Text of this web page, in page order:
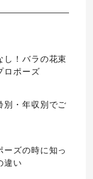
し！バラの花束
ロポーズ
別・年収別でご
ーズの時に知っ
違い